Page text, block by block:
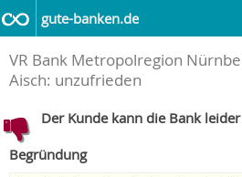
gute-banken.de
VR Bank Metropolregion
Aisch: unzufrieden
Der Kunde kann die Bank
Begründung